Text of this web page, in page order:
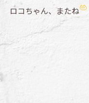
ロコちゃん、またね